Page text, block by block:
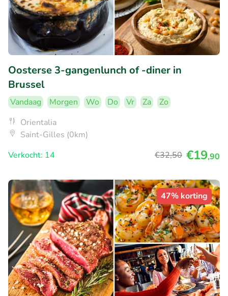
Oosterse 3-gangenlunch of -diner in
Brussel
Vandaag Morgen Wo Do Vr Za
Zo
Orientalia
Saint-Gilles (0km)
Verkocht: 14
€32,50 €19,90
47% korting